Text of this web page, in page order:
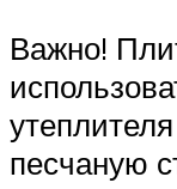
Важно!
песчаную